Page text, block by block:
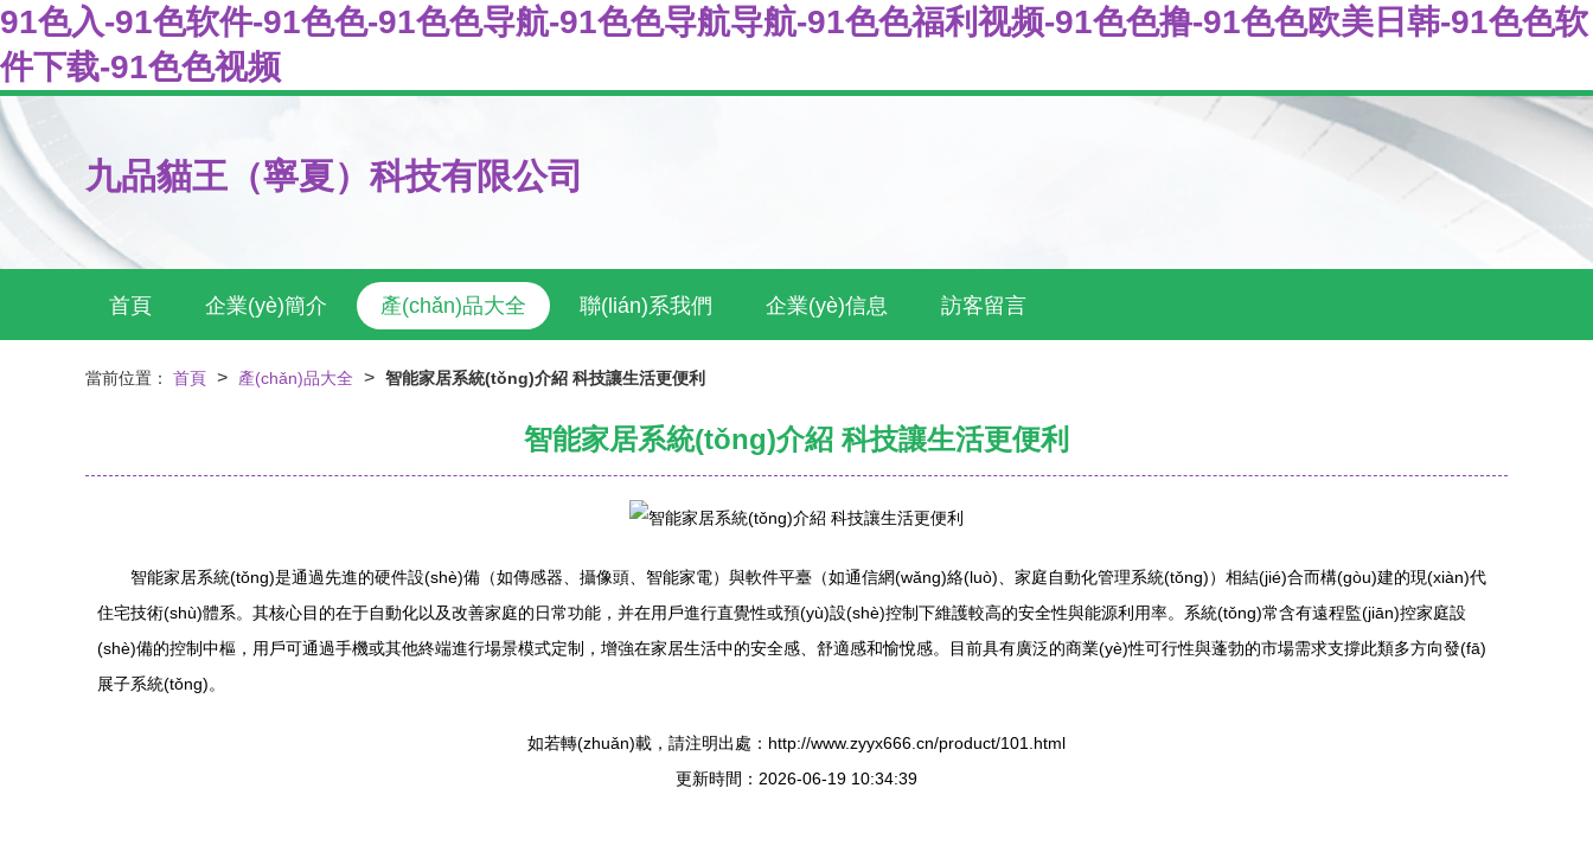
91色入-91色软件-91色色-91色色导航-91色色导航导航-91色色福利视频-91色色撸-91色色欧美日韩-91色色软
件下载-91色色视频
九品貓王（寧夏）科技有限公司
首頁 企業(yè)簡介 產(chǎn)品大全 聯(lián)系我們 企業(yè)信息 訪客留言
當前位置： 首頁 > 產(chǎn)品大全 > 智能家居系統(tǒng)介紹 科技讓生活更便利
智能家居系統(tǒng)介紹 科技讓生活更便利
智能家居系統(tǒng)是通過先進的硬件設(shè)備（如傳感器、攝像頭、智能家電）與軟件平臺（如通信網(wǎng)絡(luò)、家庭自動化管理系統(tǒng)）相結(jié)合而構(gòu)建的現(xiàn)代
住宅技術(shù)體系。其核心目的在于自動化以及改善家庭的日常功能，并在用戶進行直覺性或預(yù)設(shè)控制下維護較高的安全性與能源利用率。系統(tǒng)常含有遠程監(jiān)控家庭設
(shè)備的控制中樞，用戶可通過手機或其他終端進行場景模式定制，增強在家居生活中的安全感、舒適感和愉悅感。目前具有廣泛的商業(yè)性可行性與蓬勃的市場需求支撐此類多方向發(fā)
展子系統(tǒng)。
如若轉(zhuǎn)載，請注明出處：http://www.zyyx666.cn/product/101.html
更新時間：2026-06-19 10:34:39